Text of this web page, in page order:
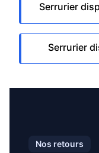
Serrurier
Serrurier
Nos retours